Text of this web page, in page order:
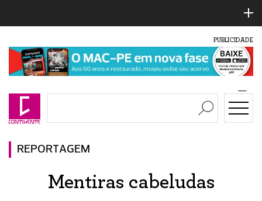
PUBLICIDADE
REPORTAGEM
Mentiras cabeludas